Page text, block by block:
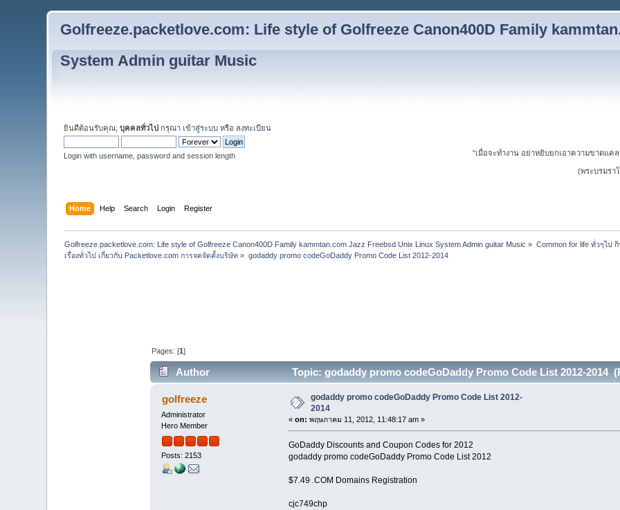
Golfreeze.packetlove.com: Life style of Golfreeze Canon400D Family
System Admin guitar Music
ยินดีต้อนรับคุณ,บุคคลทั่วไป กรุณา เข้าสู่ระบบ หรือ ลงทะเบียน
Login with username, password and session length
"เมื่อจะทำงาน อย่าหยิบยกเอาความขาดแค
(พระบรมรา
Home Help Search Login Register
Golfreeze.packetlove.com: Life style of Golfreeze Canon400D Family kammtan.com Jazz Freebsd Unix Linux System Admin guitar Music » Common for life ทั่วๆไป
เรื่องทั่วไป เกี่ยวกับ Packetlove.com การจดจัดตั้งบริษัท » godaddy promo codeGoDaddy Promo Code List 2012-2014
Pages: [1]
Author Topic: godaddy promo codeGoDaddy Promo Code List 2012-2014
golfreeze
Administrator
Hero Member
Posts: 2153
godaddy promo codeGoDaddy Promo Code List 2012-
2014
« on: พฤษภาคม 11, 2012, 11:48:17 am »
GoDaddy Discounts and Coupon Codes for 2012
godaddy promo codeGoDaddy Promo Code List 2012
$7.49 .COM Domains Registration
cjc749chp